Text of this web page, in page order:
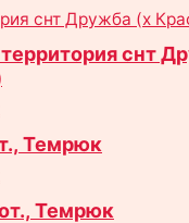
территория снт
Темрюк
Темрюк